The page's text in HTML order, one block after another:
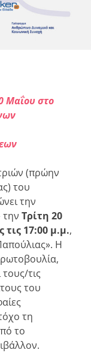
Μαΐουστο
(πρώην
του
την
την Τρίτη 20
τις 17:00 μ.μ.,
Η
τις
του
τη
το